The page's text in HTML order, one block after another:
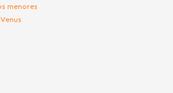
menores